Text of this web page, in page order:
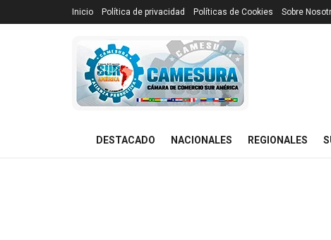
Inicio Política de privacidad Políticas de Cookies Sobre
DESTACADO NACIONALES REGIONALES